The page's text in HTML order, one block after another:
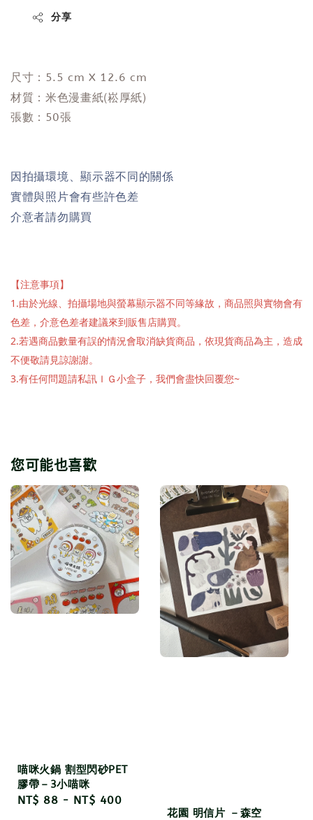
分享
尺寸：5.5 cm X 12.6 cm
材質： 米色漫畫紙(崧厚紙)
張數：50張
因拍攝環境、顯示器不同的關係
實體與照片會有些許色差
介意者請勿購買
【注意事項】
1.由於光線、拍攝場地與螢幕顯示器不同等緣故，商品照與實物會有
色差，介意色差者建議來到販售店購買。
2.若遇商品數量有誤的情況會取消缺貨商品，依現貨商品為主，造成
不便敬請見諒謝謝。
3.有任何問題請私訊ＩＧ小盒子，我們會盡快回覆您~
您可能也喜歡
喵咪火鍋 割型閃砂PET
膠帶－3小喵咪
Regular
NT$ 88 - NT$ 400
花園 明信片 －森空